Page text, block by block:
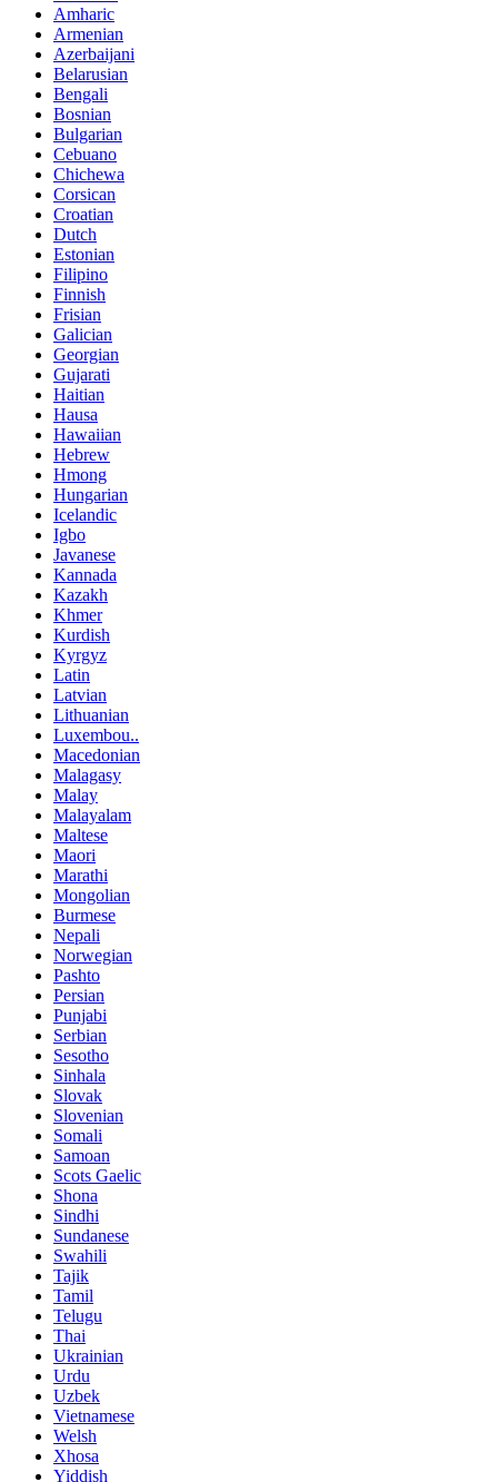
Amharic
Armenian
Azerbaijani
Belarusian
Bengali
Bosnian
Bulgarian
Cebuano
Chichewa
Corsican
Croatian
Dutch
Estonian
Filipino
Finnish
Frisian
Galician
Georgian
Gujarati
Haitian
Hausa
Hawaiian
Hebrew
Hmong
Hungarian
Icelandic
Igbo
Javanese
Kannada
Kazakh
Khmer
Kurdish
Kyrgyz
Latin
Latvian
Lithuanian
Luxembou..
Macedonian
Malagasy
Malay
Malayalam
Maltese
Maori
Marathi
Mongolian
Burmese
Nepali
Norwegian
Pashto
Persian
Punjabi
Serbian
Sesotho
Sinhala
Slovak
Slovenian
Somali
Samoan
Scots Gaelic
Shona
Sindhi
Sundanese
Swahili
Tajik
Tamil
Telugu
Thai
Ukrainian
Urdu
Uzbek
Vietnamese
Welsh
Xhosa
Yiddish